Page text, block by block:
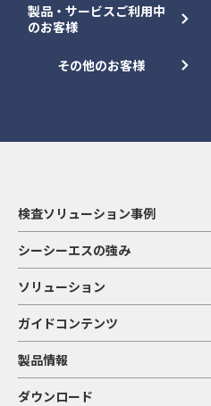
製品・サービスご利用中
のお客様
その他のお客様
検査ソリューション事例
シーシーエスの強み
ソリューション
ガイドコンテンツ
製品情報
ダウンロード